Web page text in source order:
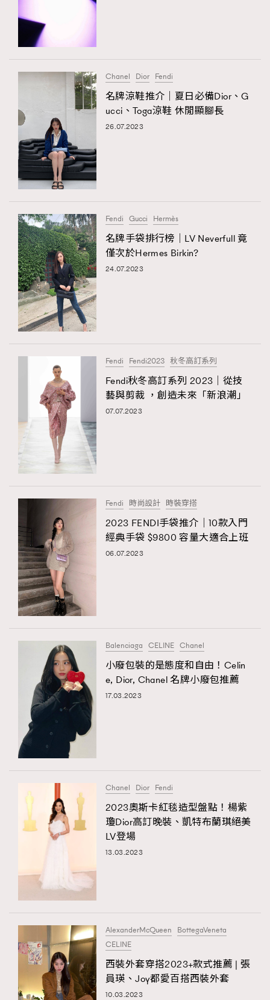
AFrenchMind
EmpowerF
FashionWeek
Chanel Dior Fendi
名牌涼鞋推介｜夏日必備Dior、G
ucci、Toga涼鞋 休閒顯腳長
26.07.2023
Fendi Gucci Hermès
名牌手袋排行榜｜LV Neverfull 竟
僅次於Hermes Birkin?
24.07.2023
Fendi Fendi2023 秋冬高訂系列
Fendi秋冬高訂系列 2023｜從技
藝與剪裁 ，創造未來「新浪潮」
07.07.2023
Fendi 時尚設計 時裝穿搭
2023 FENDI手袋推介｜10款入門
經典手袋 $9800 容量大適合上班
06.07.2023
Balenciaga CELINE Chanel
小廢包裝的是態度和自由！Celin
e, Dior, Chanel 名牌小廢包推薦
17.03.2023
Chanel Dior Fendi
2023奧斯卡紅毯造型盤點！楊紫
瓊Dior高訂晚裝、凱特布蘭琪絕美
LV登場
13.03.2023
AlexanderMcQueen
BottegaVeneta
CELINE
西裝外套穿搭2023+款式推薦 | 張
員瑛、Joy都愛百搭西裝外套
10.03.2023